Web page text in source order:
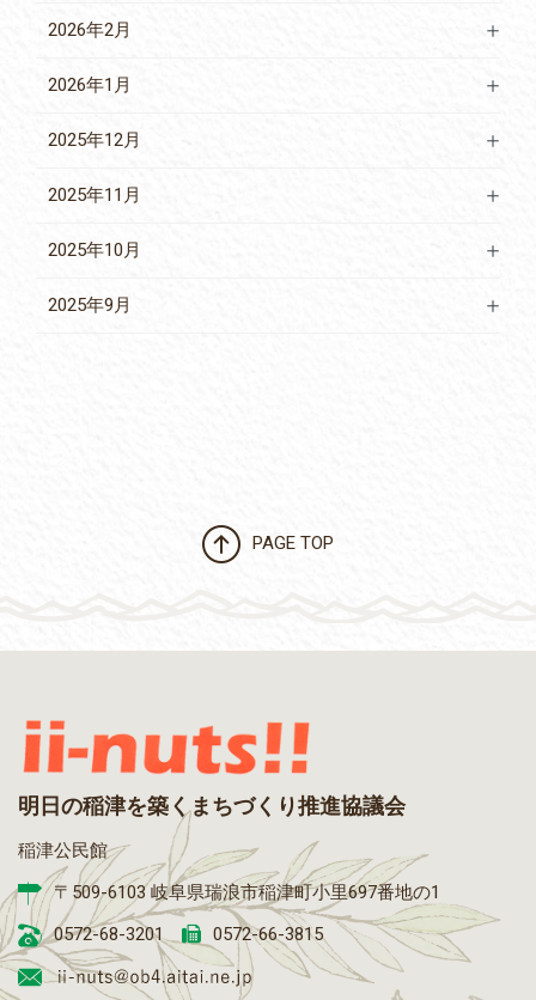
2026年2月
2026年1月
2025年12月
2025年11月
2025年10月
2025年9月
PAGE TOP
明日の稲津を築くまちづくり推進協議会
稲津公民館
〒509-6103 岐阜県瑞浪市稲津町小里697番地の1
0572-68-3201
0572-66-3815